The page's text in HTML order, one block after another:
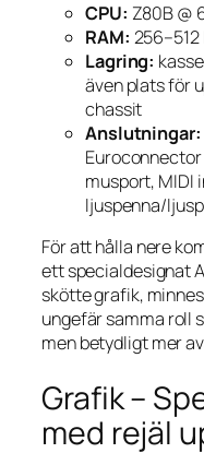
CPU: Z80B @
RAM: 256–512
Lagring:
även plats för
chassit
Anslutningar:
musport, MIDI
ljuspenna/
För att hålla nere
ett specialdesignat
skötte grafik,
ungefär samma roll
men betydligt mer
Grafik –
med rejäl